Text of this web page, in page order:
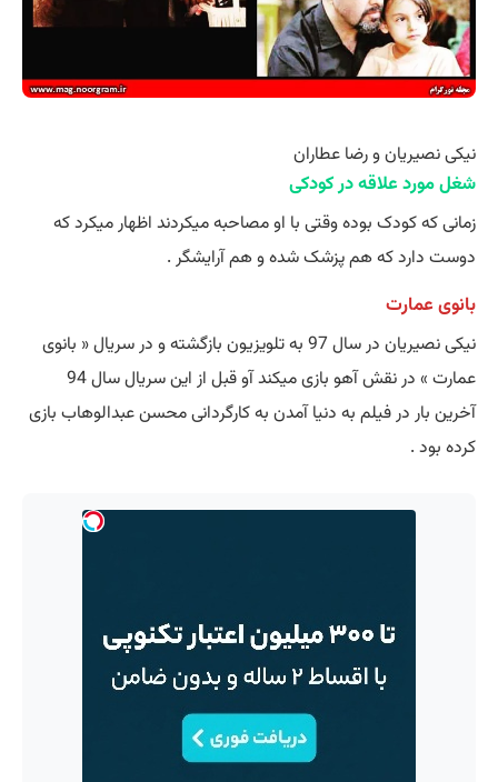
نیکی نصیریان و رضا عطاران
شغل مورد علاقه در کودکی
زمانی که کودک بوده وقتی با او مصاحبه میکردند اظهار میکرد که
دوست دارد که هم پزشک شده و هم آرایشگر .
بانوی عمارت
نیکی نصیریان در سال 97 به تلویزیون بازگشته و در سریال « بانوی
عمارت » در نقش آهو بازی میکند آو قبل از این سریال سال 94
آخرین بار در فیلم به دنیا آمدن به کارگردانی محسن عبدالوهاب بازی
کرده بود .